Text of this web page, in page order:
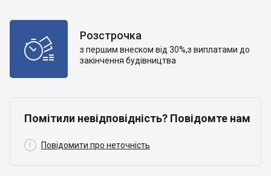
 Розстрочка
з першим внеском від 30%,з виплатами до
закінчення будівництва
Помітили невідповідність? Повідомте нам
 Повідомити про неточність